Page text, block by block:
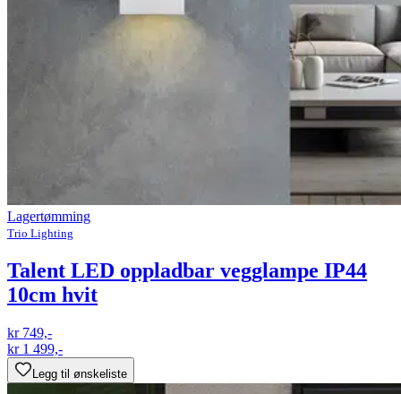
Lagertømming
Trio Lighting
Talent LED oppladbar vegglampe IP44
10cm hvit
kr 749,-
kr 1 499,-
Legg til ønskeliste